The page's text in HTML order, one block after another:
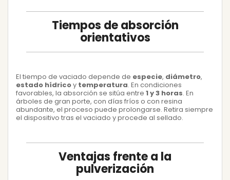
Tiempos de absorción
orientativos
El tiempo de vaciado depende de especie, diámetro,
estado hídricoy temperatura. En condiciones
favorables, la absorción se sitúa entre 1 y 3 horas. En
árboles de gran porte, con días fríos o con resina
abundante, el proceso puede prolongarse. Retira siempre
el dispositivo tras el vaciado y procede al sellado.
Ventajas frente a la
pulverización